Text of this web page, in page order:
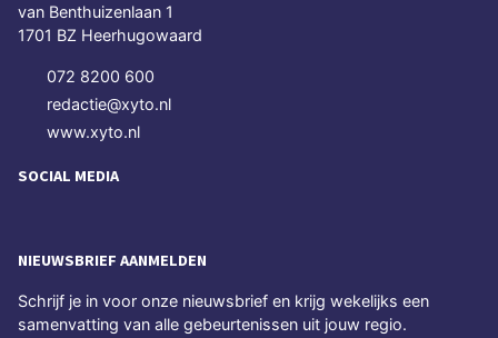
van Benthuizenlaan 1
1701 BZ Heerhugowaard
072 8200 600
redactie@xyto.nl
www.xyto.nl
SOCIAL MEDIA
NIEUWSBRIEF AANMELDEN
Schrijf je in voor onze nieuwsbrief en krijg wekelijks een
samenvatting van alle gebeurtenissen uit jouw regio.